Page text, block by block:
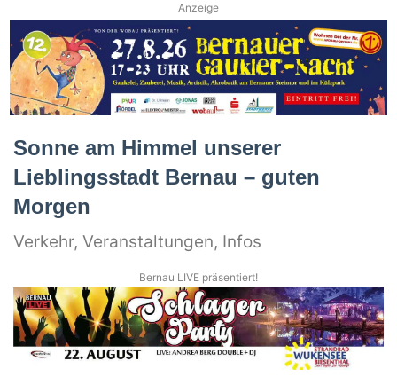
Anzeige
Sonne am Himmel unserer
Lieblingsstadt Bernau – guten
Morgen
Verkehr, Veranstaltungen, Infos
Bernau LIVE präsentiert!